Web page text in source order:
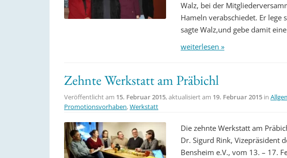
Walz, bei der
Hameln verabschiedet. Er lege
sagte Walz,und gebe damit
weiterlesen »
Zehnte Werkstatt am Präbichl
Veröffentlicht am 15. Februar 2015, aktualisiert am 19. Februar 2015 in
Promotionsvorhaben,Werkstatt
Die zehnte Werkstatt am
Dr. Sigurd Rink, Vizepräsident
Bensheim e.V., vom 13. – 17.